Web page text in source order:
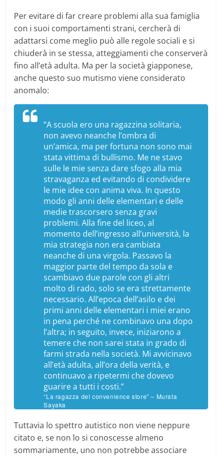
Per evitare di far creare problemi alla sua famiglia
con i suoi comportamenti strani, cercherà di
adattarsi come meglio può alle regole sociali e si
chiuderà in se stessa, atteggiamenti che conserverà
fino all’età adulta. Ma per la società giapponese,
anche questo suo mutismo viene considerato
anomalo:
“A scuola ero una ragazzina solitaria,
non avevo neanche l’ombra di
un’amica, ma per fortuna non sono mai
stata vittima di bullismo. Me ne stavo
sulle le mie senza dare sfogo alla mia
stravaganza ed evitando di condividere
le mie idee con anima viva. In questo
modo gli anni delle elementari e delle
medie trascorsero senza gravi
problemi. Alla fine del liceo, al
momento dell’ingresso all’università, la
mia strategia non era cambiata
neanche di una virgola. Passavo la
maggior parte del tempo da sola e
scambiavo due parole con gli altri
molto di rado, solo se era strettamente
necessario. All’epoca dell’asilo e dei
primi anni delle elementari i miei erano
in pena perché ne combinavo una dopo
l’altra; in seguito, invece, iniziarono a
temere che non sarei stata in grado di
farmi strada nella società. Mi avvicinavo
all’età adulta, all’ora della verità, e
continuavo a ripetermi che dovevo
guarire a tutti i costi.”
“La ragazza del convenience store” – Murata
Sayaka
Tuttavia lo spettro autistico non viene neppure
citato e, se non lo si conoscesse almeno
sommariamente, uno non potrebbe associare